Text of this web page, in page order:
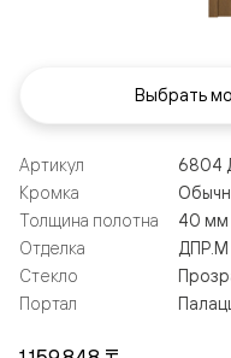
Артикул
6804
Кромка
Толщина полотна
40 мм
Отделка
ДПР.М
Стекло
Портал
Выбрать